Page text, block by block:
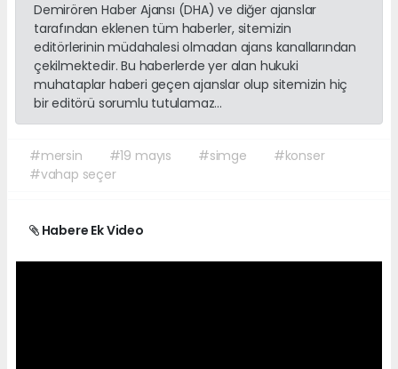
Demirören Haber Ajansı (DHA) ve diğer ajanslar
tarafından eklenen tüm haberler, sitemizin
editörlerinin müdahalesi olmadan ajans kanallarından
çekilmektedir. Bu haberlerde yer alan hukuki
muhataplar haberi geçen ajanslar olup sitemizin hiç
bir editörü sorumlu tutulamaz...
#mersin #19 mayıs #simge
#konser
#vahap seçer
Habere Ek Video